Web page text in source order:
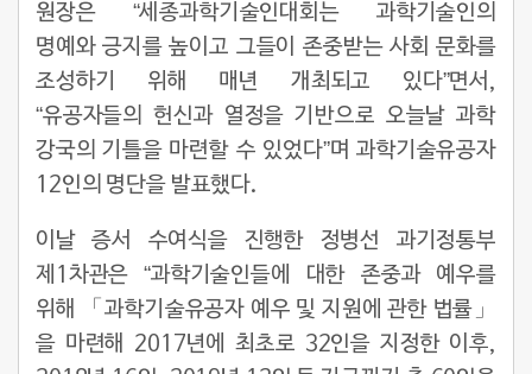
원장은 “세종과학기술인대회는 과학기술인의
명예와 긍지를 높이고 그들이 존중받는 사회 문화를
조성하기 위해 매년 개최되고 있다”면서,
“유공자들의 헌신과 열정을 기반으로 오늘날 과학
강국의 기틀을 마련할 수 있었다”며 과학기술유공자
12인의 명단을 발표했다.
이날 증서 수여식을 진행한 정병선 과기정통부
제1차관은 “과학기술인들에 대한 존중과 예우를
위해 「과학기술유공자 예우 및 지원에 관한 법률」
을 마련해 2017년에 최초로 32인을 지정한 이후,